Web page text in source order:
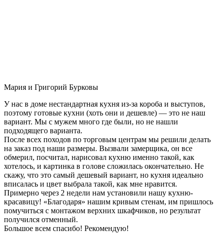
Мария и Григорий Бурковы
У нас в доме нестандартная кухня из-за короба и выступов,
поэтому готовые кухни (хоть они и дешевле) — это не наш
вариант. Мы с мужем много где были, но не нашли
подходящего варианта.
После всех походов по торговым центрам мы решили делать
на заказ под наши размеры. Вызвали замерщика, он все
обмерил, посчитал, нарисовал кухню именно такой, как
хотелось, и картинка в голове сложилась окончательно. Не
скажу, что это самый дешевый вариант, но кухня идеально
вписалась и цвет выбрала такой, как мне нравится.
Примерно через 2 недели нам установили нашу кухню-
красавицу! «Благодаря» нашим кривым стенам, им пришлось
помучиться с монтажом верхних шкафчиков, но результат
получился отменный.
Большое всем спасибо! Рекомендую!